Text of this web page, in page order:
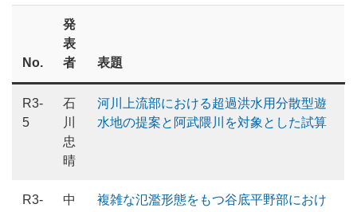
No.
発
表
者
表題
R3-
5
石
川
忠
晴
河川上流部における超過洪水用分散型遊
水地の提案と阿武隈川を対象とした試算
R3-
中
複雑な氾濫形態をもつ谷底平野部におけ